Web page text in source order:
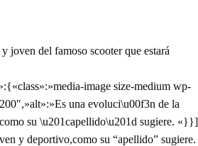
joven del famoso scooter que estará
image size-medium wp-
una evoluci\u00f3n de la
su \u201capellido\u201d sugiere.
y deportivo,como su “apellido”